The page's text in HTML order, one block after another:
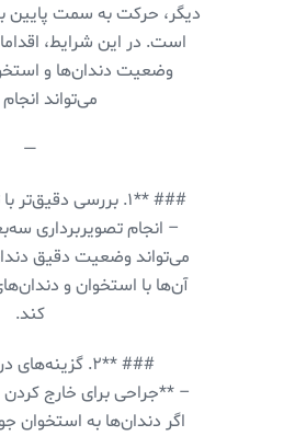
دیگر، حرکت به سمت پایین
است. در این شرایط،
وضعیت دندان‌ها و
می‌تواند
—
### **۱. بررسی دقیق‌تر با تصاویر پیشرفته**
می‌تواند وضعیت دقیق
آن‌ها با استخوان و
کند.
### **۲. گزینه‌های درمانی موجود**
– **جراحی برای خارج
اگر دندان‌ها به استخوان